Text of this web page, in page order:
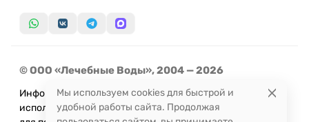
© ООО «Лечебные Воды», 2004 — 2026
Информация, представленная на сайте, не может быть
использована
Мы используем cookies для быстрой и
удобной работы сайта. Продолжая